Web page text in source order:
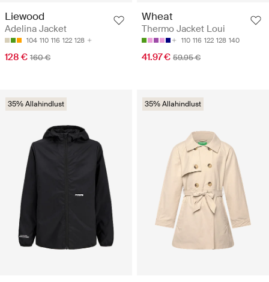
Liewood
Adelina Jacket
104 110 116 122 128
128 € 160 €
Wheat
Thermo Jacket Loui
110 116 122 128 140
41.97 € 59.95 €
35% Allahindlust 35% Allahindlust